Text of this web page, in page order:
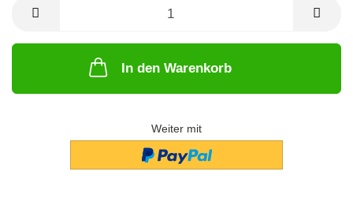
In den Warenkorb
Weiter mit